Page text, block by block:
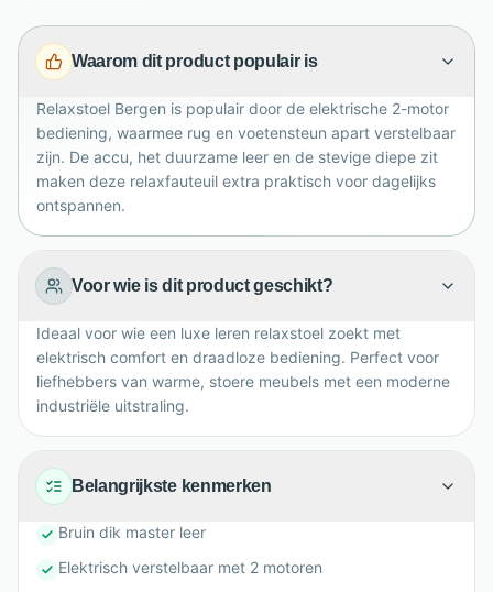
x 117 x 81 cm biedt Bergen een stevige, diepe zit.
Luxafoam vulling, nosagvering en armleuningen
industrieel interieur.
Waarom dit product populair is
Relaxstoel Bergen is populair door de elektrische 2-motor
bediening, waarmee rug en voetensteun apart verstelbaar
zijn. De accu, het duurzame leer en de stevige diepe zit
maken deze relaxfauteuil extra praktisch voor dagelijks
ontspannen.
Voor wie is dit product geschikt?
Ideaal voor wie een luxe leren relaxstoel zoekt met
elektrisch comfort en draadloze bediening. Perfect voor
liefhebbers van warme, stoere meubels met een moderne
industriële uitstraling.
Belangrijkste kenmerken
Bruin dik master leer
Elektrisch verstelbaar met 2 motoren